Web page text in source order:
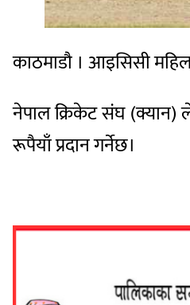
काठमाडाै । आइसिसी
नेपाल क्रिकेट संघ (क्यान)
रूपैयाँ प्रदान गर्नेछ।